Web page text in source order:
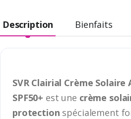
Description Bienfaits
SVR Clairial Crème Solaire
SPF50+ est une crème
protection spécialement